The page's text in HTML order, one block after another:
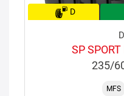
D
SP
235/
MFS